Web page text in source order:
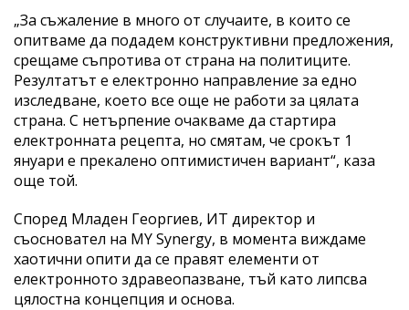
„За съжаление в много от случаите, в които се
опитваме да подадем конструктивни предложения,
срещаме съпротива от страна на политиците.
Резултатът е електронно направление за едно
изследване, което все още не работи за цялата
страна. С нетърпение очакваме да стартира
електронната рецепта, но смятам, че срокът 1
януари е прекалено оптимистичен вариант“, каза
още той.
Според Младен Георгиев, ИТ директор и
съосновател на MY Synergy, в момента виждаме
хаотични опити да се правят елементи от
електронното здравеопазване, тъй като липсва
цялостна концепция и основа.